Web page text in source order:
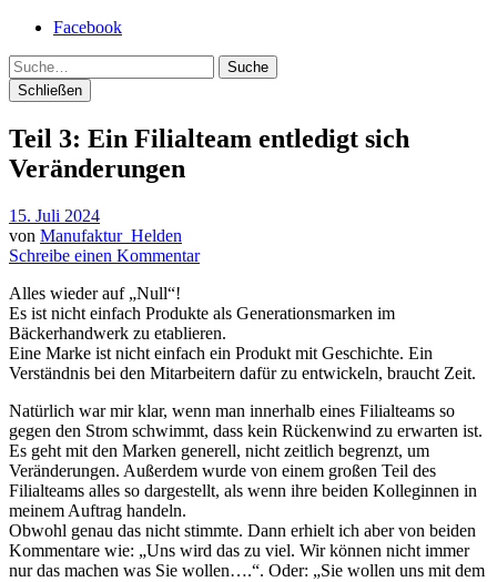
Facebook
Suche
Schließen
Teil 3: Ein Filialteam entledigt sich
Veränderungen
15. Juli 2024
von Manufaktur_Helden
Schreibe einen Kommentar
Alles wieder auf „Null“!
Es ist nicht einfach Produkte als Generationsmarken im
Bäckerhandwerk zu etablieren.
Eine Marke ist nicht einfach ein Produkt mit Geschichte. Ein
Verständnis bei den Mitarbeitern dafür zu entwickeln, braucht Zeit.
Natürlich war mir klar, wenn man innerhalb eines Filialteams so
gegen den Strom schwimmt, dass kein Rückenwind zu erwarten ist.
Es geht mit den Marken generell, nicht zeitlich begrenzt, um
Veränderungen. Außerdem wurde von einem großen Teil des
Filialteams alles so dargestellt, als wenn ihre beiden Kolleginnen in
meinem Auftrag handeln.
Obwohl genau das nicht stimmte. Dann erhielt ich aber von beiden
Kommentare wie: „Uns wird das zu viel. Wir können nicht immer
nur das machen was Sie wollen….“. Oder: „Sie wollen uns mit dem